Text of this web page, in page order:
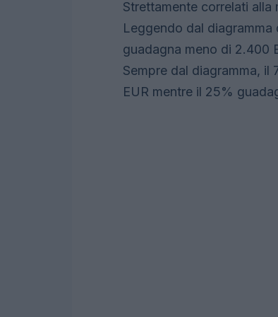
Strettamente correlati alla
Leggendo dal
guadagna meno di 2.400
Sempre dal diagramma, il
EUR mentre il 25%